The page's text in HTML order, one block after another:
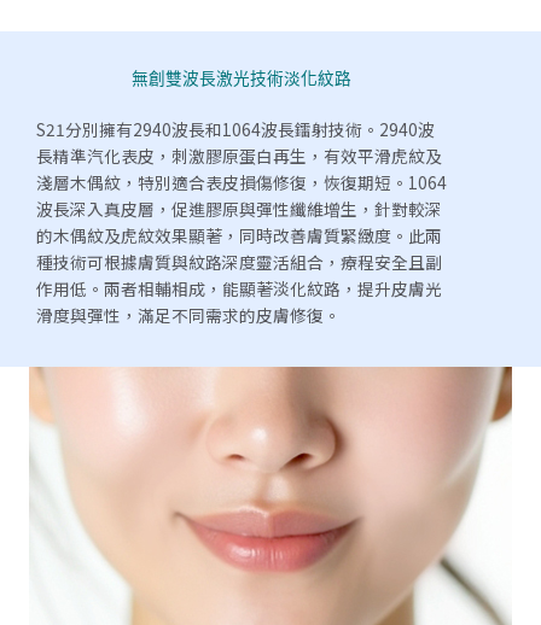
無創雙波長激光技術淡化紋路
S21分別擁有2940波長和1064波長鐳射技術。2940波
長精準汽化表皮，刺激膠原蛋白再生，有效平滑虎紋及
淺層木偶紋，特別適合表皮損傷修復，恢復期短。1064
波長深入真皮層，促進膠原與彈性纖維增生，針對較深
的木偶紋及虎紋效果顯著，同時改善膚質緊緻度。此兩
種技術可根據膚質與紋路深度靈活組合，療程安全且副
作用低。兩者相輔相成，能顯著淡化紋路，提升皮膚光
滑度與彈性，滿足不同需求的皮膚修復。